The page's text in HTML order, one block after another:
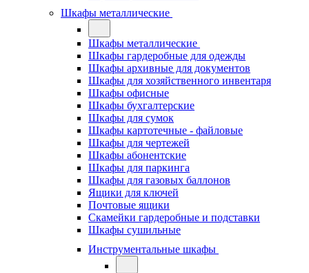
Шкафы металлические
Шкафы металлические
Шкафы гардеробные для одежды
Шкафы архивные для документов
Шкафы для хозяйственного инвентаря
Шкафы офисные
Шкафы бухгалтерские
Шкафы для сумок
Шкафы картотечные - файловые
Шкафы для чертежей
Шкафы абонентские
Шкафы для паркинга
Шкафы для газовых баллонов
Ящики для ключей
Почтовые ящики
Скамейки гардеробные и подставки
Шкафы сушильные
Инструментальные шкафы